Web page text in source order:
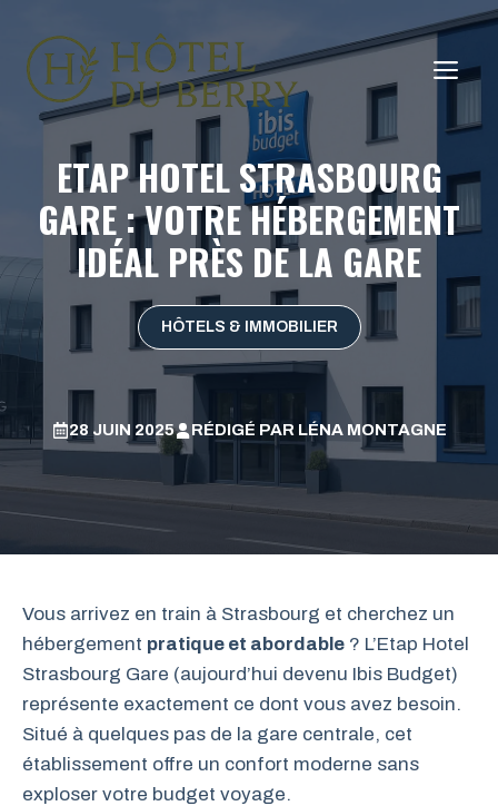
contenu
ETAP HOTEL STRASBOURG
GARE : VOTRE HÉBERGEMENT
IDÉAL PRÈS DE LA GARE
HÔTELS & IMMOBILIER
28 JUIN 2025 RÉDIGÉ PAR LÉNA MONTAGNE
Vous arrivez en train à Strasbourg et cherchez un
hébergement pratique et abordable ? L’Etap Hotel
Strasbourg Gare (aujourd’hui devenu Ibis Budget)
représente exactement ce dont vous avez besoin.
Situé à quelques pas de la gare centrale, cet
établissement offre un confort moderne sans
exploser votre budget voyage.